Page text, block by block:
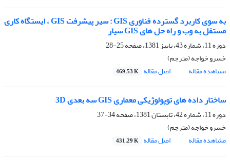
به سوی کاربرد گسترده فناوری GIS : سیر پیشرفت GIS ، ایستگاه کاری
مستقل به وب و راه حل های GIS سیار
دوره 11، شماره 43، پاییز 1381، صفحه
25-28
خسرو خواجه (مترجم)
مشاهده مقاله
اصل مقاله 469.53 K
ساختار داده های توپولوژیکی معماری GIS سه بعدی 3D
دوره 11، شماره 42، تابستان 1381، صفحه
34-37
خسرو خواجه (مترجم)
مشاهده مقاله
اصل مقاله 431.29 K